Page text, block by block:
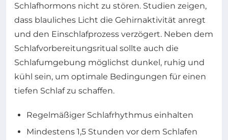
Schlafhormons nicht zu stören. Studien zeigen,
dass blauliches Licht die Gehirnaktivität anregt
und den Einschlafprozess verzögert. Neben dem
Schlafvorbereitungsritual sollte auch die
Schlafumgebung möglichst dunkel, ruhig und
kühl sein, um optimale Bedingungen für einen
tiefen Schlaf zu schaffen.
Regelmäßiger Schlafrhythmus einhalten
Mindestens 1,5 Stunden vor dem Schlafen